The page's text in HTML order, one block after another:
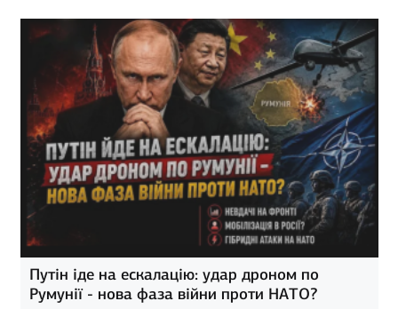
Путін іде на ескалацію: удар дроном по
Румунії - нова фаза війни проти НАТО?